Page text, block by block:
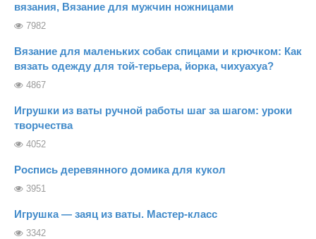
вязания, Вязание для мужчин ножницами
7982
Вязание для маленьких собак спицами и крючком: Как
вязать одежду для той-терьера, йорка, чихуахуа?
4867
Игрушки из ваты ручной работы шаг за шагом: уроки
творчества
4052
Роспись деревянного домика для кукол
3951
Игрушка — заяц из ваты. Мастер-класс
3342